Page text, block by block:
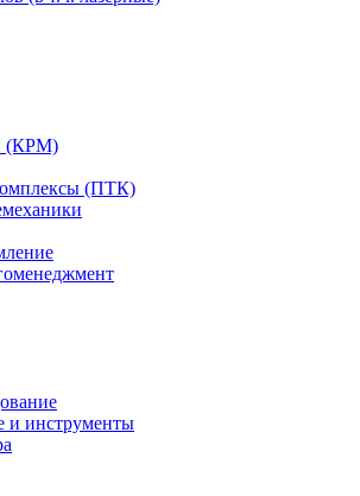
(КРМ)
(ПТК)
и инструменты